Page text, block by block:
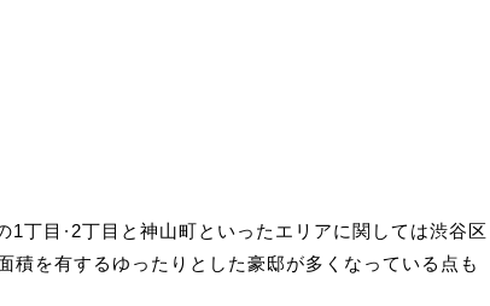
丁目・2丁目と神山町といったエリアに関しては渋谷区
積を有するゆったりとした豪邸が多くなっている点も